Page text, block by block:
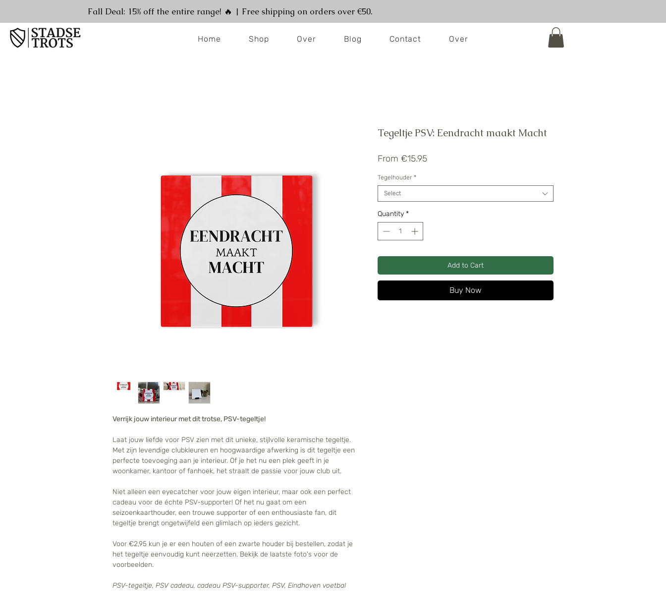
Fall Deal: 15% off the entire range! 🔥 | Free shipping on orders over €50.
Home Shop Over Blog Contact Over
Verrijk jouw interieur met dit trotse, PSV-tegeltje!
Laat jouw liefde voor PSV zien met dit unieke, stijlvolle keramische tegeltje.
Met zijn levendige clubkleuren en hoogwaardige afwerking is dit tegeltje een
perfecte toevoeging aan je interieur. Of je het nu een plek geeft in je
woonkamer, kantoor of fanhoek, het straalt de passie voor jouw club uit.
Niet alleen een eyecatcher voor jouw eigen interieur, maar ook een perfect
cadeau voor de échte PSV-supporter! Of het nu gaat om een
seizoenkaarthouder, een trouwe supporter of een enthousiaste fan, dit
tegeltje brengt ongetwijfeld een glimlach op ieders gezicht.
Voor €2,95 kun je er een houten of een zwarte houder bij bestellen, zodat je
het tegeltje eenvoudig kunt neerzetten. Bekijk de laatste foto's voor de
voorbeelden.
PSV-tegeltje, PSV cadeau, cadeau PSV-supporter, PSV, Eindhoven voetbal
Tegeltje PSV: Eendracht maakt Macht
From €15.95Sale
Tegelhouder *
Select
Quantity *
Add to Cart
Buy Now